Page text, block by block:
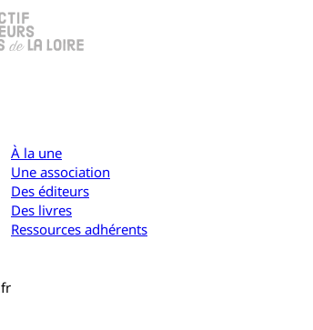
À la une
Une association
Des éditeurs
Des livres
Ressources adhérents